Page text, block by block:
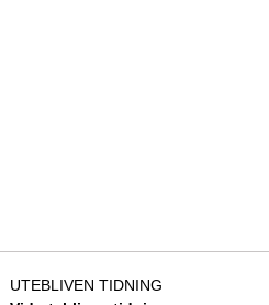
UTEBLIVEN TIDNING